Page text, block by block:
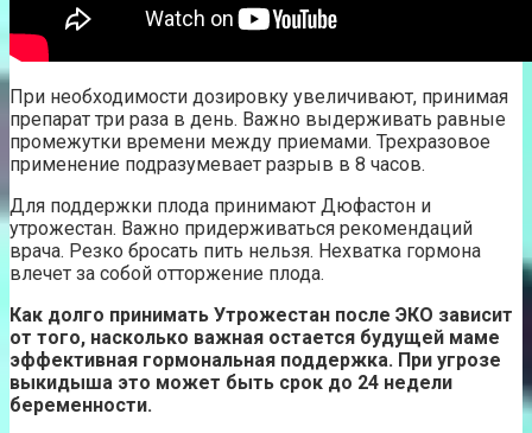
При необходимости дозировку увеличивают, принимая
препарат три раза в день. Важно выдерживать равные
промежутки времени между приемами. Трехразовое
применение подразумевает разрыв в 8 часов.
Для поддержки плода принимают Дюфастон и
утрожестан. Важно придерживаться рекомендаций
врача. Резко бросать пить нельзя. Нехватка гормона
влечет за собой отторжение плода.
Как долго принимать Утрожестан после ЭКО зависит
от того, насколько важная остается будущей маме
эффективная гормональная поддержка. При угрозе
выкидыша это может быть срок до 24 недели
беременности.